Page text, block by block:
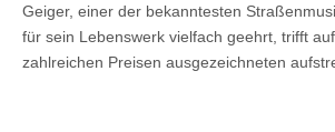
Geiger, einer der bekanntesten
für sein Lebenswerk vielfach geehrt, trifft
zahlreichen Preisen ausgezeichneten